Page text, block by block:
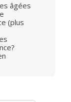
âgées
(plus